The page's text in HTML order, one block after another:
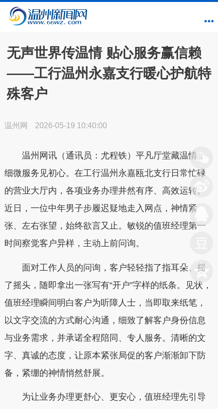
无声世界传温情 贴心服务赢信赖
——工行温州永嘉支行暖心护航特
殊客户
温州网 2026-05-19 10:40:00
温州网讯（通讯员：尤程铁）平凡厅堂藏温情，
细微服务见初心。在工行温州永嘉瓯北支行日常忙碌
的营业大厅内，各项业务办理井然有序、高效运转。
近日，一位中年男子步履迟疑地走入网点，神情紧
张、左右张望，始终欲言又止。敏锐的值班经理第一
时间察觉客户异样，主动上前问询。
面对工作人员的问询，客户轻轻指了指耳朵、摇
了摇头，随即拿出一张写有“开户”字样的纸条。见状，
值班经理瞬间明白客户为听障人士，当即取来纸笔，
以文字交流的方式耐心沟通，细致了解客户身份信息
与业务需求，并承诺全程陪同、专人服务。清晰的文
字、真诚的态度，让原本紧张局促的客户渐渐卸下防
备，紧绷的神情悄然舒展。
为让业务办理更舒心、更安心，值班经理先引导